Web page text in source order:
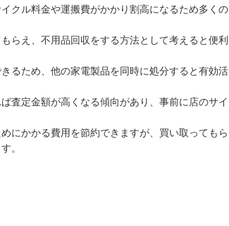
クル料金や運搬費がかかり割高になるため多くの
らえ、不用品回収をする方法として考えると便利
るため、他の家電製品を同時に処分すると有効活
査定金額が高くなる傾向があり、事前に店のサイ
にかかる費用を節約できますが、買い取ってもら
。